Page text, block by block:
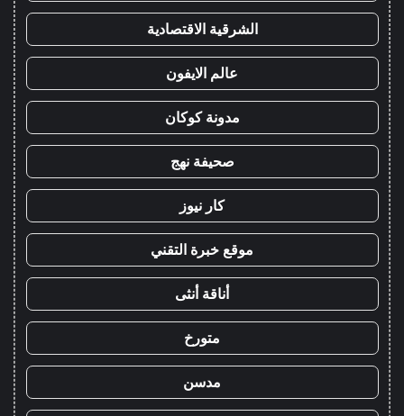
الشرقية الاقتصادية
عالم الايفون
مدونة كوكان
صحيفة نهج
كار نيوز
موقع خبرة التقني
أناقة أنثى
متورخ
مدسن